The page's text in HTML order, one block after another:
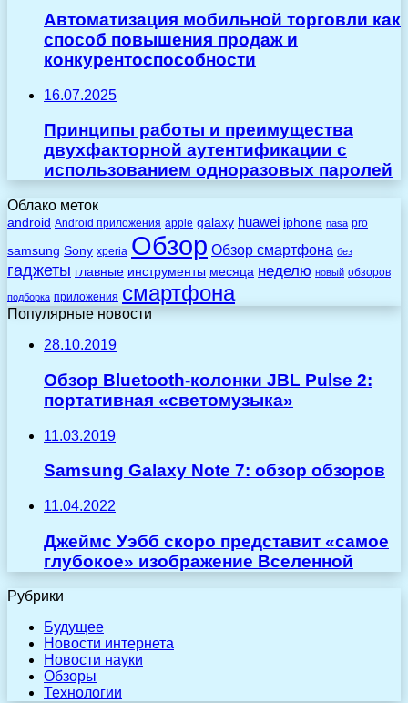
Автоматизация мобильной торговли как
способ повышения продаж и
конкурентоспособности
16.07.2025
Принципы работы и преимущества
двухфакторной аутентификации с
использованием одноразовых паролей
Облако меток
android Android приложения apple galaxy huawei iphone nasa pro
samsung Sony xperia Обзор Обзор смартфона без
гаджеты главные инструменты месяца неделю новый обзоров
подборка приложения смартфона
Популярные новости
28.10.2019
Обзор Bluetooth-колонки JBL Pulse 2:
портативная «светомузыка»
11.03.2019
Samsung Galaxy Note 7: обзор обзоров
11.04.2022
Джеймс Уэбб скоро представит «самое
глубокое» изображение Вселенной
Рубрики
Будущее
Новости интернета
Новости науки
Обзоры
Технологии